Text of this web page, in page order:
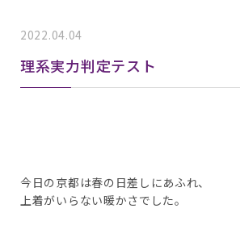
2022.04.04
理系実力判定テスト
今日の京都は春の日差しにあふれ、
上着がいらない暖かさでした。